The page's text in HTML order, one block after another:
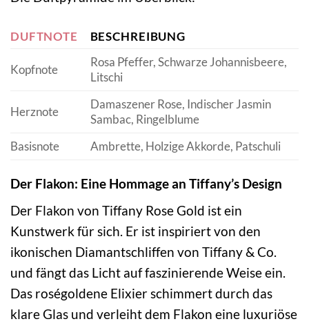
DUFTNOTE BESCHREIBUNG
Kopfnote
Rosa Pfeffer, Schwarze Johannisbeere,
Litschi
Herznote
Damaszener Rose, Indischer Jasmin
Sambac, Ringelblume
Basisnote
Ambrette, Holzige Akkorde, Patschuli
Der Flakon: Eine Hommage an Tiffany’s Design
Der Flakon von Tiffany Rose Gold ist ein
Kunstwerk für sich. Er ist inspiriert von den
ikonischen Diamantschliffen von Tiffany & Co.
und fängt das Licht auf faszinierende Weise ein.
Das roségoldene Elixier schimmert durch das
klare Glas und verleiht dem Flakon eine luxuriöse